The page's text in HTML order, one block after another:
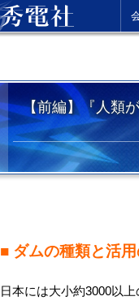
【前編】『人類
■ ダムの種類と活
日本には大小約3000以